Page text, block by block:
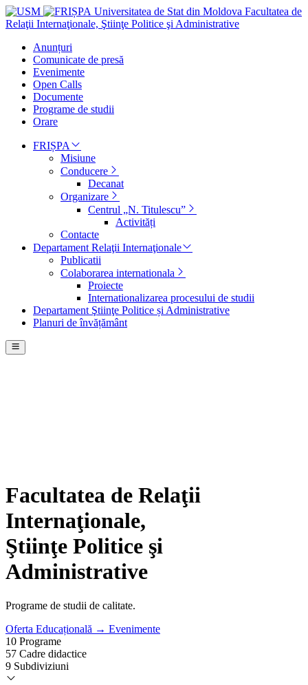
Universitatea de Stat din Moldova Facultatea de
Relaţii Internaţionale, Ştiinţe Politice şi Administrative
Anunțuri
Comunicate de presă
Evenimente
Open Calls
Documente
Programe de studii
Orare
FRIȘPA
Misiune
Conducere
Decanat
Organizare
Centrul „N. Titulescu”
Activități
Contacte
Departament Relaţii Internaţionale
Publicatii
Colaborarea internationala
Proiecte
Internationalizarea procesului de studii
Departament Ştiinţe Politice și Administrative
Planuri de învățământ
Facultatea de Relaţii
Internaţionale,
Ştiinţe Politice şi
Administrative
Programe de studii de calitate.
Oferta Educațională → Evenimente
10 Programe
57 Cadre didactice
9 Subdiviziuni